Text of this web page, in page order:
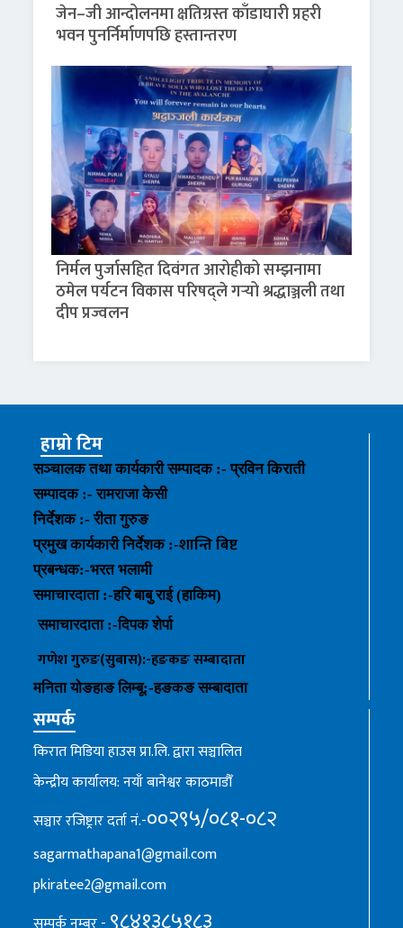
जेन–जी आन्दोलनमा क्षतिग्रस्त काँडाघारी प्रहरी
भवन पुनर्निर्माणपछि हस्तान्तरण
निर्मल पुर्जासहित दिवंगत आरोहीको सम्झनामा
ठमेल पर्यटन विकास परिषद्ले गर्‍यो श्रद्धाञ्जली तथा
दीप प्रज्वलन
हाम्रो टिम
सञ्चालक तथा कार्यकारी सम्पादक :- प्रविन किराती
सम्पादक :- रामराजा केसी
निर्देशक :- रीता गुरुङ
प्रमुख कार्यकारी निर्देशक :-शान्ति बिष्ट
प्रबन्धक:-भरत भलामी
समाचारदाता :-हरि बाबु राई (हाकिम)
समाचारदाता :-दिपक शेर्पा
गणेश गुरुङ(सुबास):-हङकङसम्बादाता
मनिता योङहाङलिम्बू:-हङकङ सम्बादाता
सम्पर्क
किरात मिडिया हाउस प्रा.लि. द्वारा सञ्चालित
केन्द्रीय कार्यालय: नयाँ बानेश्वर काठमाडौँ
सञ्चार रजिष्ट्रार दर्ता नं.-००२९५/०८१-०८२
sagarmathapana1@gmail.com
pkiratee2@gmail.com